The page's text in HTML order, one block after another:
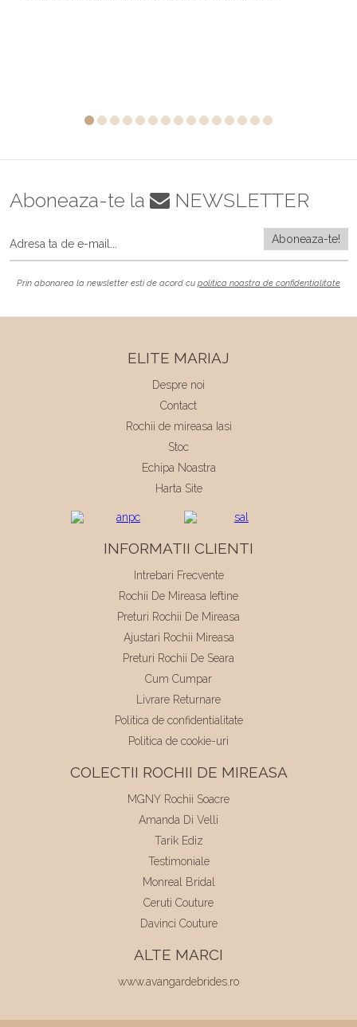
Aboneaza-te la NEWSLETTER
Prin abonarea la newsletter esti de acord cu politica noastra de confidentialitate
ELITE MARIAJ
Despre noi
Contact
Rochii de mireasa Iasi
Stoc
Echipa Noastra
Harta Site
INFORMATII CLIENTI
Intrebari Frecvente
Rochii De Mireasa Ieftine
Preturi Rochii De Mireasa
Ajustari Rochii Mireasa
Preturi Rochii De Seara
Cum Cumpar
Livrare Returnare
Politica de confidentialitate
Politica de cookie-uri
COLECTII ROCHII DE MIREASA
MGNY Rochii Soacre
Amanda Di Velli
Tarik Ediz
Testimoniale
Monreal Bridal
Ceruti Couture
Davinci Couture
ALTE MARCI
www.avangardebrides.ro